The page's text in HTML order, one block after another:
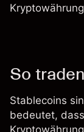
So
Stablecoins
bedeutet,